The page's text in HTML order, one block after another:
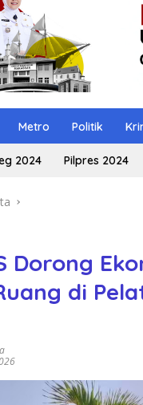
Metro Politik
2024 Pilpres 2024
Dorong
di